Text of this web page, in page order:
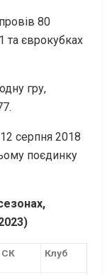
80
та єврокубках
гру,
серпня 2018
поєдинку
СК Клуб